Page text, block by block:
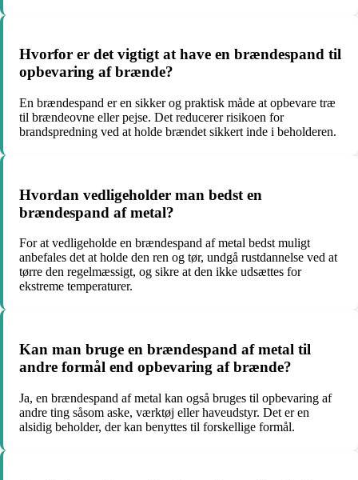
Hvorfor er det vigtigt at have en brændespand til
opbevaring af brænde?
En brændespand er en sikker og praktisk måde at opbevare træ
til brændeovne eller pejse. Det reducerer risikoen for
brandspredning ved at holde brændet sikkert inde i beholderen.
Hvordan vedligeholder man bedst en
brændespand af metal?
For at vedligeholde en brændespand af metal bedst muligt
anbefales det at holde den ren og tør, undgå rustdannelse ved at
tørre den regelmæssigt, og sikre at den ikke udsættes for
ekstreme temperaturer.
Kan man bruge en brændespand af metal til
andre formål end opbevaring af brænde?
Ja, en brændespand af metal kan også bruges til opbevaring af
andre ting såsom aske, værktøj eller haveudstyr. Det er en
alsidig beholder, der kan benyttes til forskellige formål.